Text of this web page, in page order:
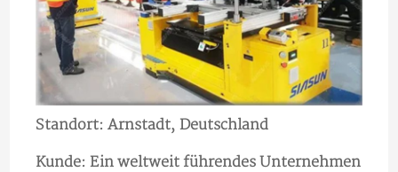
Standort: Arnstadt, Deutschland
Kunde: Ein weltweit führendes Unternehmen